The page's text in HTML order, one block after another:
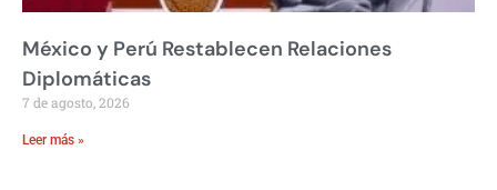
México y Perú Restablecen Relaciones
Diplomáticas
7 de agosto, 2026
Leer más »